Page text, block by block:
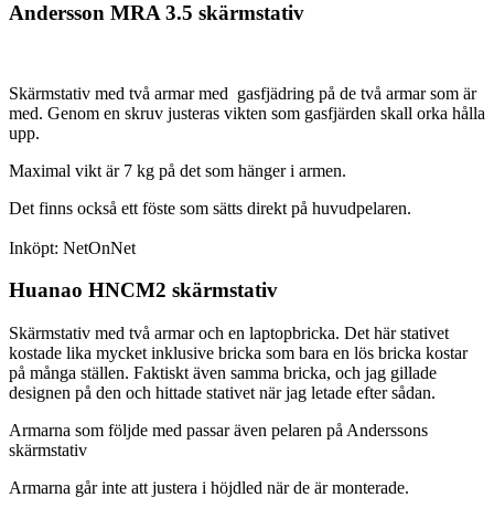
Andersson MRA 3.5 skärmstativ
Skärmstativ med två armar med gasfjädring på de två armar som är
med. Genom en skruv justeras vikten som gasfjärden skall orka hålla
upp.
Maximal vikt är 7 kg på det som hänger i armen.
Det finns också ett föste som sätts direkt på huvudpelaren.
Inköpt: NetOnNet
Huanao HNCM2 skärmstativ
Skärmstativ med två armar och en laptopbricka. Det här stativet
kostade lika mycket inklusive bricka som bara en lös bricka kostar
på många ställen. Faktiskt även samma bricka, och jag gillade
designen på den och hittade stativet när jag letade efter sådan.
Armarna som följde med passar även pelaren på Anderssons
skärmstativ
Armarna går inte att justera i höjdled när de är monterade.